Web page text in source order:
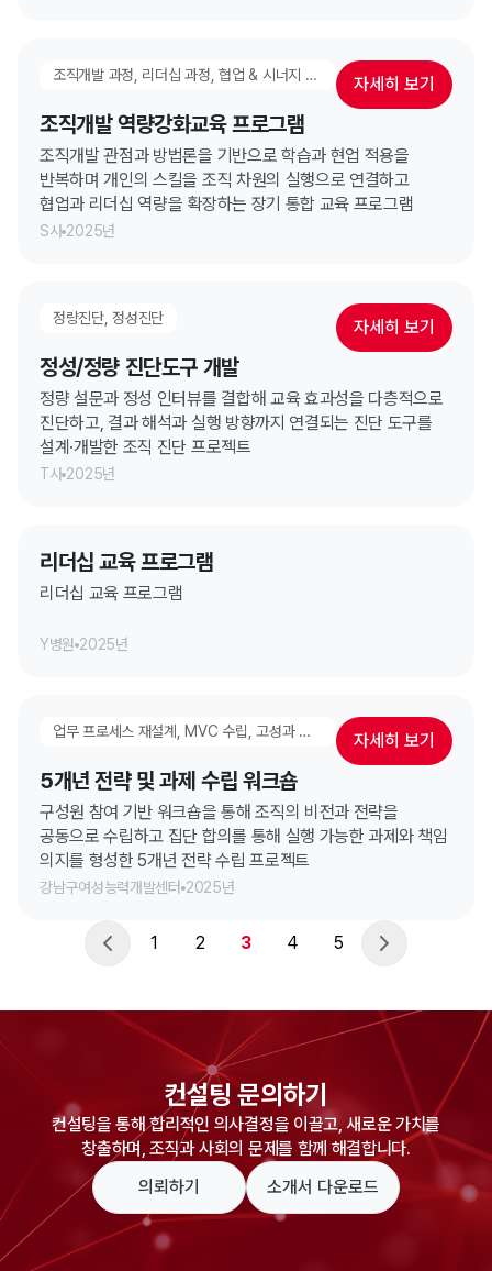
조직개발 과정, 리더십 과정, 협업 & 시너지 강화 자세히 보기
조직개발 역량강화교육 프로그램
조직개발 관점과 방법론을 기반으로 학습과 현업 적용을
반복하며 개인의 스킬을 조직 차원의 실행으로 연결하고
협업과 리더십 역량을 확장하는 장기 통합 교육 프로그램
S사 2025년
정량진단, 정성진단 자세히 보기
정성/정량 진단도구 개발
정량 설문과 정성 인터뷰를 결합해 교육 효과성을 다층적으로
진단하고, 결과 해석과 실행 방향까지 연결되는 진단 도구를
설계·개발한 조직 진단 프로젝트
T사 2025년
리더십 교육 프로그램
리더십 교육 프로그램
Y병원 2025년
업무 프로세스 재설계, MVC 수립, 고성과 팀 만들기 자세히 보기
5개년 전략 및 과제 수립 워크숍
구성원 참여 기반 워크숍을 통해 조직의 비전과 전략을
공동으로 수립하고 집단 합의를 통해 실행 가능한 과제와 책임
의지를 형성한 5개년 전략 수립 프로젝트
강남구여성능력개발센터 2025년
1 2 3 4 5
컨설팅 문의하기
컨설팅을 통해 합리적인 의사결정을 이끌고, 새로운 가치를
창출하며, 조직과 사회의 문제를 함께 해결합니다.
의뢰하기
소개서 다운로드